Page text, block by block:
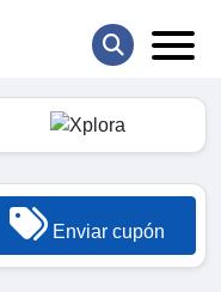
Enviar cupón